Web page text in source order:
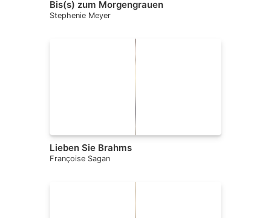
Bis(s) zum Morgengrauen
Stephenie Meyer
Lieben Sie Brahms
Françoise Sagan